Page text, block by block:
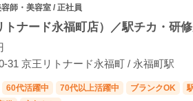
師・美容室 / 正社員
ナード永福町店）／駅チカ・研
31 京王リトナード永福町 / 永福町駅
60代活躍中 70代以上活躍中 ブランクOK